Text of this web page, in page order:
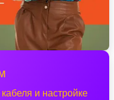
и настройке